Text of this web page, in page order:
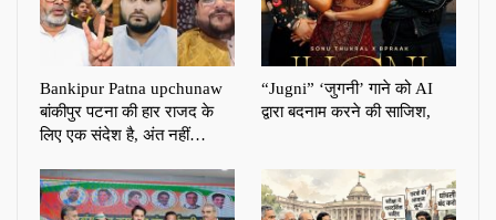
Bankipur Patna upchunaw
बांकीपुर पटना की हार राजद के
लिए एक संदेश है, अंत नहीं…
“Jugni” ‘जुगनी’ गाने को AI
द्वारा बदनाम करने की साजिश,